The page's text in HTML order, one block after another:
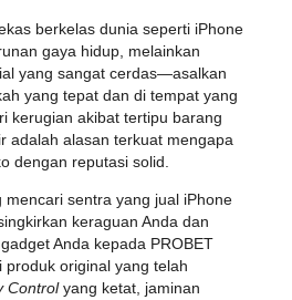
berkelas dunia seperti iPhone
gaya hidup, melainkan
yang sangat cerdas—asalkan
yang tepat dan di tempat yang
kerugian akibat tertipu barang
adalah alasan terkuat mengapa
dengan reputasi solid.
mencari sentra yang jual iPhone
keraguan Anda dan
Anda kepada PROBET
produk original yang telah
Controlyang ketat, jaminan